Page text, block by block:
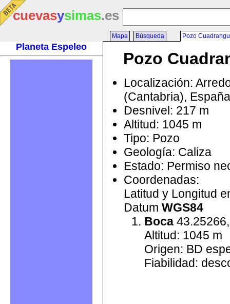
cuevasysimas.es
Planeta Espeleo
Mapa Búsqueda Pozo
Pozo
Localización:
(Cantabria), España
Desnivel: 217 m
Altitud: 1045 m
Tipo: Pozo
Geología: Caliza
Estado: Permiso
Coordenadas:
Latitud y Longitud
Datum WGS84
Boca
Altitud: 1045 m
Origen: BD
Fiabilidad: